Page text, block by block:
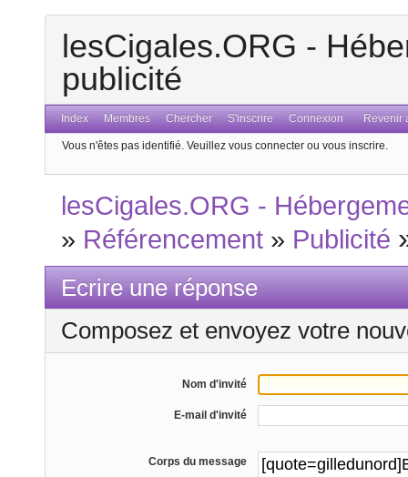
lesCigales.ORG -
publicité
Index Membres Chercher S'inscrire Connexion Revenir
Vous n'êtes pas identifié. Veuillez vous connecter ou vous inscrire.
lesCigales.ORG -
» Référencement » Publicité
Ecrire une réponse
Composez et envoyez votre
Nom d'invité
E-mail d'invité
Corps du message